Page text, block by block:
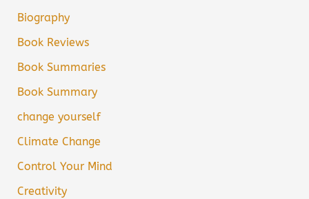
Biography
Book Reviews
Book Summaries
Book Summary
change yourself
Climate Change
Control Your Mind
Creativity